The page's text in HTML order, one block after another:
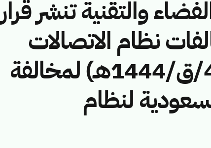
والتقنية تنشر قرار
نظام الاتصالات
رقم (43114776/ق/1444هـ) لمخالفة
لنظام